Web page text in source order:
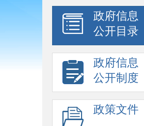
政府信息
公开目录
政府信息
公开制度
政策文件